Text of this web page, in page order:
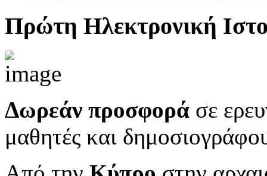
Πρώτη Ηλεκτρονική
Δωρεάν προσφορά σε
μαθητές και